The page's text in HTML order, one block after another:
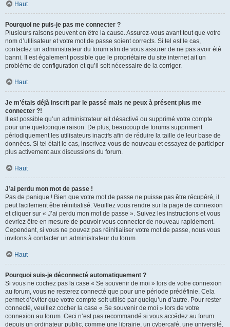
Haut
Pourquoi ne puis-je pas me connecter ?
Plusieurs raisons peuvent en être la cause. Assurez-vous avant tout que votre
nom d’utilisateur et votre mot de passe soient corrects. Si tel est le cas,
contactez un administrateur du forum afin de vous assurer de ne pas avoir été
banni. Il est également possible que le propriétaire du site internet ait un
problème de configuration et qu’il soit nécessaire de la corriger.
Haut
Je m’étais déjà inscrit par le passé mais ne peux à présent plus me
connecter ?!
Il est possible qu’un administrateur ait désactivé ou supprimé votre compte
pour une quelconque raison. De plus, beaucoup de forums suppriment
périodiquement les utilisateurs inactifs afin de réduire la taille de leur base de
données. Si tel était le cas, inscrivez-vous de nouveau et essayez de participer
plus activement aux discussions du forum.
Haut
J’ai perdu mon mot de passe !
Pas de panique ! Bien que votre mot de passe ne puisse pas être récupéré, il
peut facilement être réinitialisé. Veuillez vous rendre sur la page de connexion
et cliquer sur « J’ai perdu mon mot de passe ». Suivez les instructions et vous
devriez être en mesure de pouvoir vous connecter de nouveau rapidement.
Cependant, si vous ne pouvez pas réinitialiser votre mot de passe, nous vous
invitons à contacter un administrateur du forum.
Haut
Pourquoi suis-je déconnecté automatiquement ?
Si vous ne cochez pas la case « Se souvenir de moi » lors de votre connexion
au forum, vous ne resterez connecté que pour une période prédéfinie. Cela
permet d’éviter que votre compte soit utilisé par quelqu’un d’autre. Pour rester
connecté, veuillez cocher la case « Se souvenir de moi » lors de votre
connexion au forum. Ceci n’est pas recommandé si vous accédez au forum
depuis un ordinateur public, comme une librairie, un cybercafé, une université,